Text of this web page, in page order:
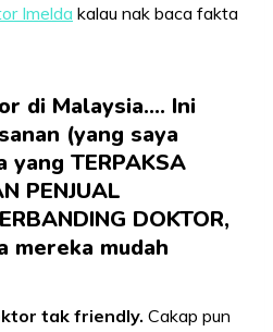
Imelda kalau nak baca fakta
di Malaysia…. Ini
(yang saya
TERPAKSA
PENJUAL
DOKTOR,
mereka mudah
tak friendly. Cakap pun